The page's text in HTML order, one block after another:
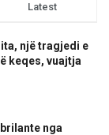
Latest
një tragjedi e
keqes, vuajtja
nga